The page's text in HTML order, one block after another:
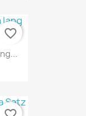
favorite_border